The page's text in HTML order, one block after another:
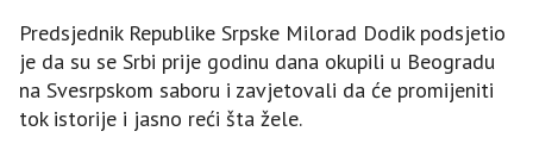
Predsjednik Republike Srpske Milorad Dodik podsjetio
je da su se Srbi prije godinu dana okupili u Beogradu
na Svesrpskom saboru i zavjetovali da će promijeniti
tok istorije i jasno reći šta žele.